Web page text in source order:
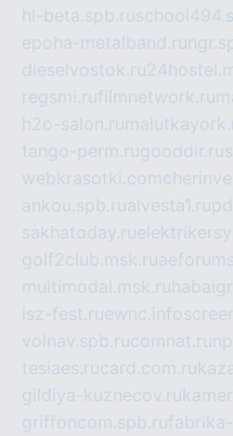
hl-beta.spb.ru
epoha-metalband.ru
dieselvostok.ru
regsmi.rufilmnetwork.ru
h2o-salon.ru
tango-perm.rugooddir.ru
webkrasotki.com
ankou.spb.rualvesta1.ru
sakhatoday.ru
golf2club.msk.ru
multimodal.msk.ru
isz-fest.ruewnc.info
volnav.spb.rucomnat.ru
tesiaes.rucard.com.ru
gildiya-kuznecov.ru
griffoncom.spb.ru